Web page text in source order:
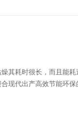
其耗时很长，而且能
现代出产高效节能环